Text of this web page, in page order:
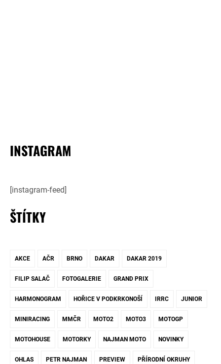
INSTAGRAM
[instagram-feed]
ŠTÍTKY
AKCE AČR BRNO DAKAR DAKAR 2019
FILIP SALAČ FOTOGALERIE GRAND PRIX
HARMONOGRAM HOŘICE V PODKRKONOŠÍ IRRC JUNIOR
MINIRACING MMČR MOTO2 MOTO3 MOTOGP
MOTOHOUSE MOTORKY NAJMAN MOTO NOVINKY
OHLAS PETR NAJMAN PREVIEW PŘÍRODNÍ OKRUHY